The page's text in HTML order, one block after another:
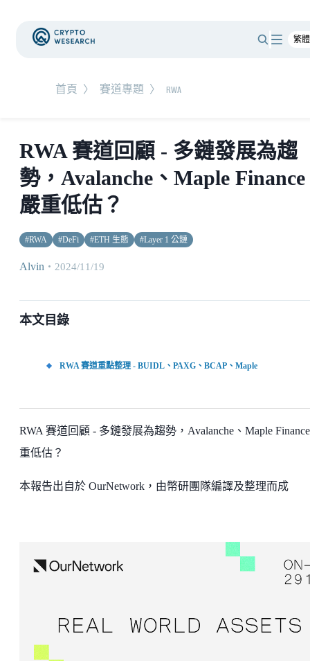
首頁 〉 賽道專題 〉 RWA
RWA 賽道回顧 - 多鏈發展為趨
勢，Avalanche、Maple Finance
嚴重低估？
#RWA #DeFi #ETH 生態 #Layer 1 公鏈
Alvin ・ 2024/11/19
本文目錄
RWA 賽道重點整理 - BUIDL、PAXG、BCAP、Maple
RWA 賽道回顧 - 多鏈發展為趨勢，Avalanche、Maple
重低估？
本報告出自於 OurNetwork，由幣研團隊編譯及整理而成